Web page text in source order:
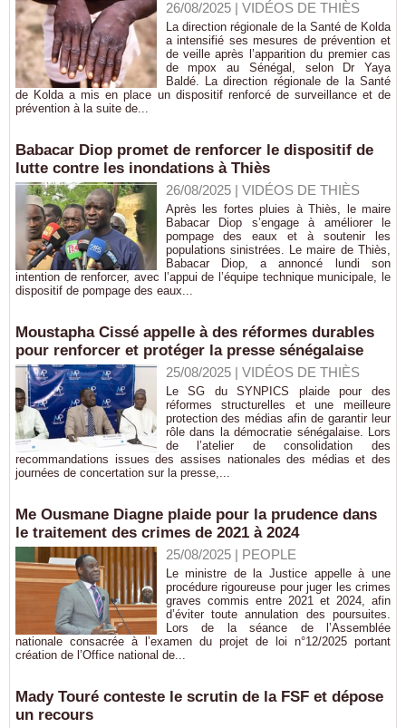
26/08/2025| VIDÉOS DE THIÈS
La direction régionale de la Santé de Kolda
a intensifié ses mesures de prévention et
de veille après l’apparition du premier cas
de mpox au Sénégal, selon Dr Yaya
Baldé. La direction régionale de la Santé
de Kolda a mis en place un dispositif renforcé de surveillance et de
prévention à la suite de...
Babacar Diop promet de renforcer le dispositif de
lutte contre les inondations à Thiès
26/08/2025| VIDÉOS DE THIÈS
Après les fortes pluies à Thiès, le maire
Babacar Diop s’engage à améliorer le
pompage des eaux et à soutenir les
populations sinistrées. Le maire de Thiès,
Babacar Diop, a annoncé lundi son
intention de renforcer, avec l’appui de l’équipe technique municipale, le
dispositif de pompage des eaux...
Moustapha Cissé appelle à des réformes durables
pour renforcer et protéger la presse sénégalaise
25/08/2025| VIDÉOS DE THIÈS
Le SG du SYNPICS plaide pour des
réformes structurelles et une meilleure
protection des médias afin de garantir leur
rôle dans la démocratie sénégalaise. Lors
de l’atelier de consolidation des
recommandations issues des assises nationales des médias et des
journées de concertation sur la presse,...
Me Ousmane Diagne plaide pour la prudence dans
le traitement des crimes de 2021 à 2024
25/08/2025| PEOPLE
Le ministre de la Justice appelle à une
procédure rigoureuse pour juger les crimes
graves commis entre 2021 et 2024, afin
d’éviter toute annulation des poursuites.
Lors de la séance de l’Assemblée
nationale consacrée à l’examen du projet de loi n°12/2025 portant
création de l’Office national de...
Mady Touré conteste le scrutin de la FSF et dépose
un recours